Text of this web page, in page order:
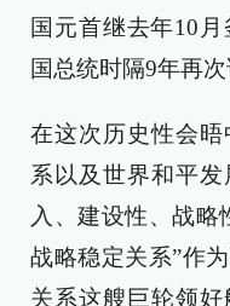
国元首继去年10
国总统时隔9年再次
在这次历史性会
系以及世界和平
入、建设性、战略
战略稳定关系”作
关系这艘巨轮领